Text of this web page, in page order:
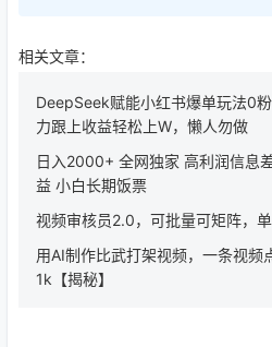
相关文章：
DeepSeek赋能小红书爆单玩法0
力跟上收益轻松上W，懒人勿做
日入2000+ 全网独家 高利润信息
益 小白长期饭票
视频审核员2.0，可批量可矩阵，
用AI制作比武打架视频，一条视频
1k【揭秘】